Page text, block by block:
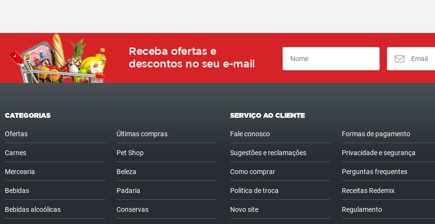
Receba ofertas e
descontos no seu e-mail
CATEGORIAS
Ofertas
Carnes
Mercearia
Bebidas
Bebidas alcoólicas
Últimas compras
Pet Shop
Beleza
Padaria
Conservas
SERVIÇO AO CLIENTE
Fale conosco
Sugestões e reclamações
Como comprar
Politica de troca
Novo site
Formas de pagamento
Privacidade e segurança
Perguntas frequentes
Receitas Redemix
Regulamento